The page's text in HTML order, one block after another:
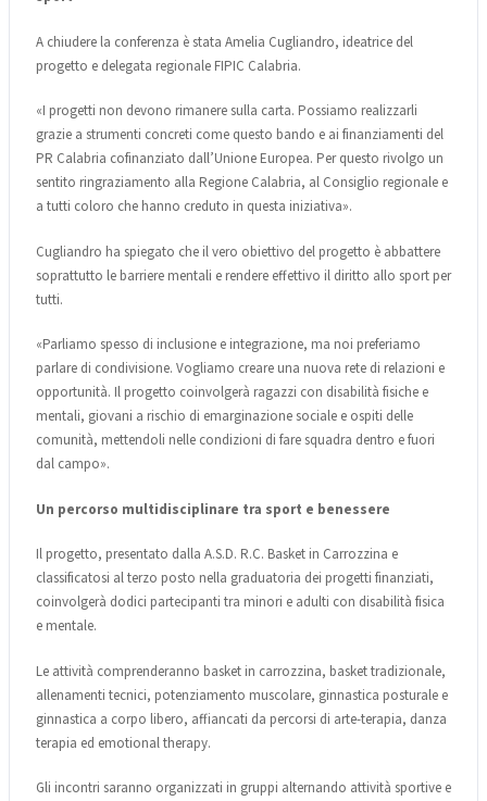
A chiudere la conferenza è stata Amelia Cugliandro, ideatrice del
progetto e delegata regionale FIPIC Calabria.
«I progetti non devono rimanere sulla carta. Possiamo realizzarli
grazie a strumenti concreti come questo bando e ai finanziamenti del
PR Calabria cofinanziato dall’Unione Europea. Per questo rivolgo un
sentito ringraziamento alla Regione Calabria, al Consiglio regionale e
a tutti coloro che hanno creduto in questa iniziativa».
Cugliandro ha spiegato che il vero obiettivo del progetto è abbattere
soprattutto le barriere mentali e rendere effettivo il diritto allo sport per
tutti.
«Parliamo spesso di inclusione e integrazione, ma noi preferiamo
parlare di condivisione. Vogliamo creare una nuova rete di relazioni e
opportunità. Il progetto coinvolgerà ragazzi con disabilità fisiche e
mentali, giovani a rischio di emarginazione sociale e ospiti delle
comunità, mettendoli nelle condizioni di fare squadra dentro e fuori
dal campo».
Un percorso multidisciplinare tra sport e benessere
Il progetto, presentato dalla A.S.D. R.C. Basket in Carrozzina e
classificatosi al terzo posto nella graduatoria dei progetti finanziati,
coinvolgerà dodici partecipanti tra minori e adulti con disabilità fisica
e mentale.
Le attività comprenderanno basket in carrozzina, basket tradizionale,
allenamenti tecnici, potenziamento muscolare, ginnastica posturale e
ginnastica a corpo libero, affiancati da percorsi di arte-terapia, danza
terapia ed emotional therapy.
Gli incontri saranno organizzati in gruppi alternando attività sportive e